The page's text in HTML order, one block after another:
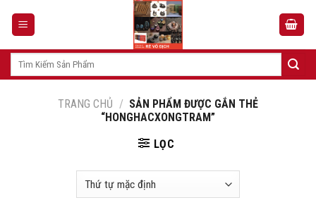
Tìm
TRANG CHỦ / SẢN PHẨM ĐƯỢC GẮN THẺ
“HONGHACXONGTRAM”
LỌC